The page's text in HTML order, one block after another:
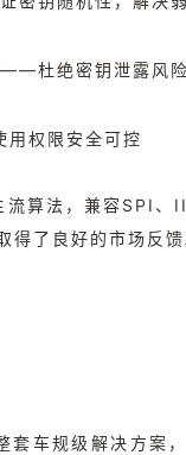
——杜绝密钥泄露风险
权限安全可控
流算法，兼容SPI
得了良好的市场反馈
套车规级解决方案